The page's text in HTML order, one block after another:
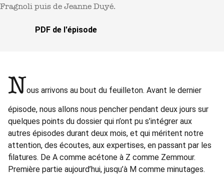
Fragnoli puis de Jeanne Duyé.
PDF de l'épisode
Nous arrivons au bout du feuilleton. Avant le dernier
épisode, nous allons nous pencher pendant deux jours sur
quelques points du dossier qui n’ont pu s’intégrer aux
autres épisodes durant deux mois, et qui méritent notre
attention, des écoutes, aux expertises, en passant par les
filatures. De A comme acétone à Z comme Zemmour.
Première partie aujourd’hui, jusqu’à M comme minutages.